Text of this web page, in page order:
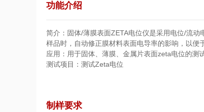
功能介绍
简介：固体/薄膜表面ZETA电位仪是采用电位/流
样品时，自动修正膜材料表面电导率的影响，以便
应用：用于固体、薄膜、金属片表面zeta电位的测试
测试项目：测试Zeta电位
制样要求